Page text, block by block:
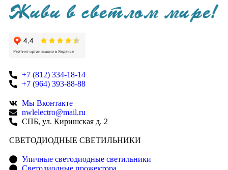
+7 (812) 334-18-14
+7 (964) 393-88-88
Мы Вконтакте
nwlelectro@mail.ru
СПБ, ул. Киришская д. 2
CВЕТОДИОДНЫЕ СВЕТИЛЬНИКИ
Уличные светодиодные светильники